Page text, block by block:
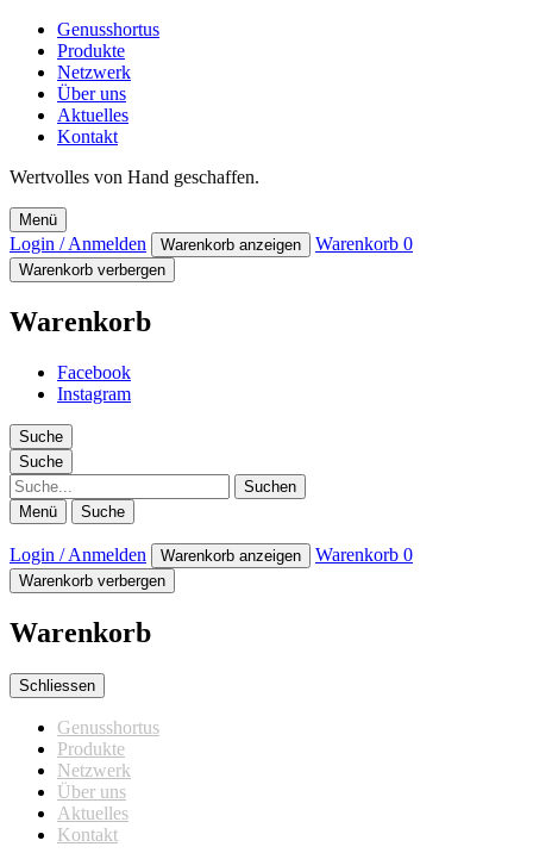
Genusshortus
Produkte
Netzwerk
Über uns
Aktuelles
Kontakt
Wertvolles von Hand geschaffen.
Menü
Login / Anmelden Warenkorb anzeigen Warenkorb 0
Warenkorb verbergen
Warenkorb
Facebook
Instagram
Suche
Suche
Suche
Menü Suche
Login / Anmelden Warenkorb anzeigen Warenkorb 0
Warenkorb verbergen
Warenkorb
Schliessen
Genusshortus
Produkte
Netzwerk
Über uns
Aktuelles
Kontakt